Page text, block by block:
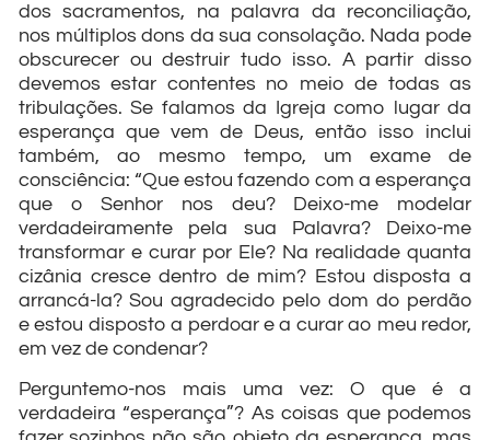
dos sacramentos, na palavra da reconciliação,
nos múltiplos dons da sua consolação. Nada pode
obscurecer ou destruir tudo isso. A partir disso
devemos estar contentes no meio de todas as
tribulações. Se falamos da Igreja como lugar da
esperança que vem de Deus, então isso inclui
também, ao mesmo tempo, um exame de
consciência: “Que estou fazendo com a esperança
que o Senhor nos deu? Deixo-me modelar
verdadeiramente pela sua Palavra? Deixo-me
transformar e curar por Ele? Na realidade quanta
cizânia cresce dentro de mim? Estou disposta a
arrancá-la? Sou agradecido pelo dom do perdão
e estou disposto a perdoar e a curar ao meu redor,
em vez de condenar?
Perguntemo-nos mais uma vez: O que é a
verdadeira “esperança”? As coisas que podemos